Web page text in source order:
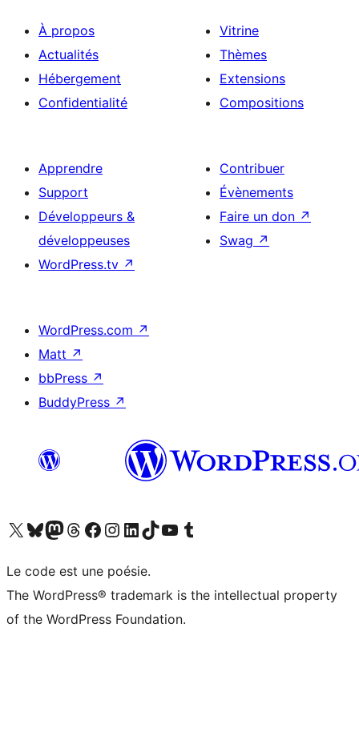
À propos
Actualités
Hébergement
Confidentialité
Vitrine
Thèmes
Extensions
Compositions
Apprendre
Support
Développeurs &
développeuses
WordPress.tv ↗
Contribuer
Évènements
Faire un don ↗
Swag ↗
WordPress.com ↗
Matt ↗
bbPress ↗
BuddyPress ↗
Visitez notre compte X (précédemment Twitter)
Visiter notre compte Bluesky
Visiter notre compte Mastodon
Visiter notre compte Threads
Consulter notre compte Facebook
Consulter notre compte Instagram
Consulter notre compte LinkedIn
Visiter notre compte TokTok
Visiter notre chaîne YouTube
Visiter notre compte Tumblr
Le code est une poésie.
The WordPress® trademark is the intellectual property
of the WordPress Foundation.